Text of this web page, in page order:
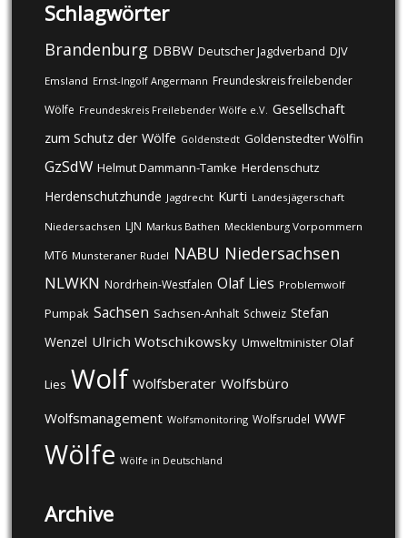
Schlagwörter
Brandenburg DBBW Deutscher Jagdverband DJV
Emsland Ernst-Ingolf Angermann Freundeskreis freilebender
Wölfe Freundeskreis Freilebender Wölfe e.V. Gesellschaft
zum Schutz der Wölfe Goldenstedt Goldenstedter Wölfin
GzSdW Helmut Dammann-Tamke Herdenschutz
Herdenschutzhunde Jagdrecht Kurti Landesjägerschaft
Niedersachsen LJN Markus Bathen Mecklenburg Vorpommern
MT6 Munsteraner Rudel NABU Niedersachsen
NLWKN Nordrhein-Westfalen Olaf Lies Problemwolf
Pumpak Sachsen Sachsen-Anhalt Schweiz Stefan
Wenzel Ulrich Wotschikowsky Umweltminister Olaf
Lies Wolf Wolfsberater Wolfsbüro
Wolfsmanagement Wolfsmonitoring Wolfsrudel WWF
Wölfe Wölfe in Deutschland
Archive